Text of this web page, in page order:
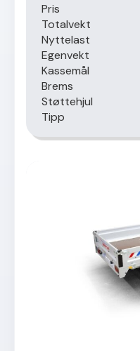
Pris
Totalvekt
Nyttelast
Egenvekt
Kassemål
Brems
Støttehjul
Tipp